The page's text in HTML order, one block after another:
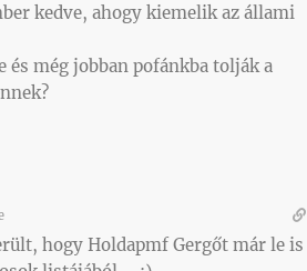
kedve, ahogy kiemelik az állami
és még jobban pofánkba tolják a
hogy Holdapmf Gergőt már le is